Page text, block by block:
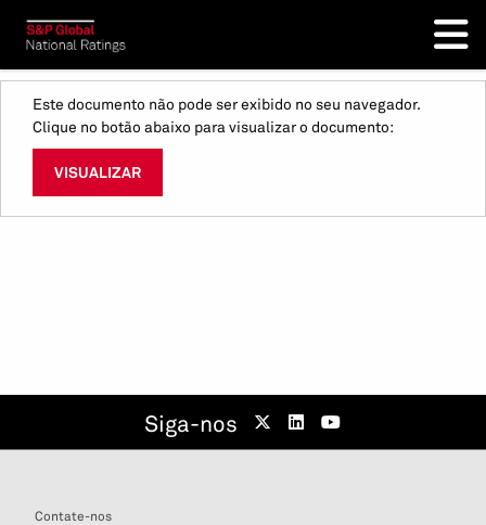
Este documento não pode ser exibido no seu navegador.
Clique no botão abaixo para visualizar o documento:
VISUALIZAR
Siga-nos
Contate-nos